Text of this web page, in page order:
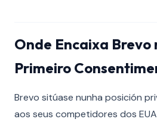
Onde Encaixa Brevo
Primeiro
Brevo sitúase nunha posición
aos seus competidores dos